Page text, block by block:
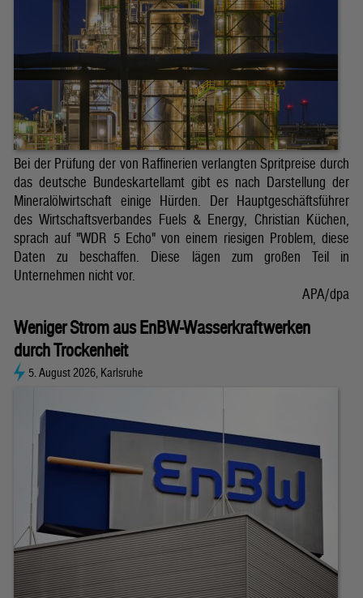
Bei der Prüfung der von Raffinerien verlangten Spritpreise durch
das deutsche Bundeskartellamt gibt es nach Darstellung der
Mineralölwirtschaft einige Hürden. Der Hauptgeschäftsführer
des Wirtschaftsverbandes Fuels & Energy, Christian Küchen,
sprach auf "WDR 5 Echo" von einem riesigen Problem, diese
Daten zu beschaffen. Diese lägen zum großen Teil in
Unternehmen nicht vor.
APA/dpa
Weniger Strom aus EnBW-Wasserkraftwerken
durch Trockenheit
5. August 2026, Karlsruhe